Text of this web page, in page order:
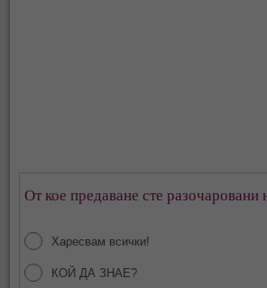
От кое предаване сте разочаровани
Харесвам всички!
КОЙ ДА ЗНАЕ?